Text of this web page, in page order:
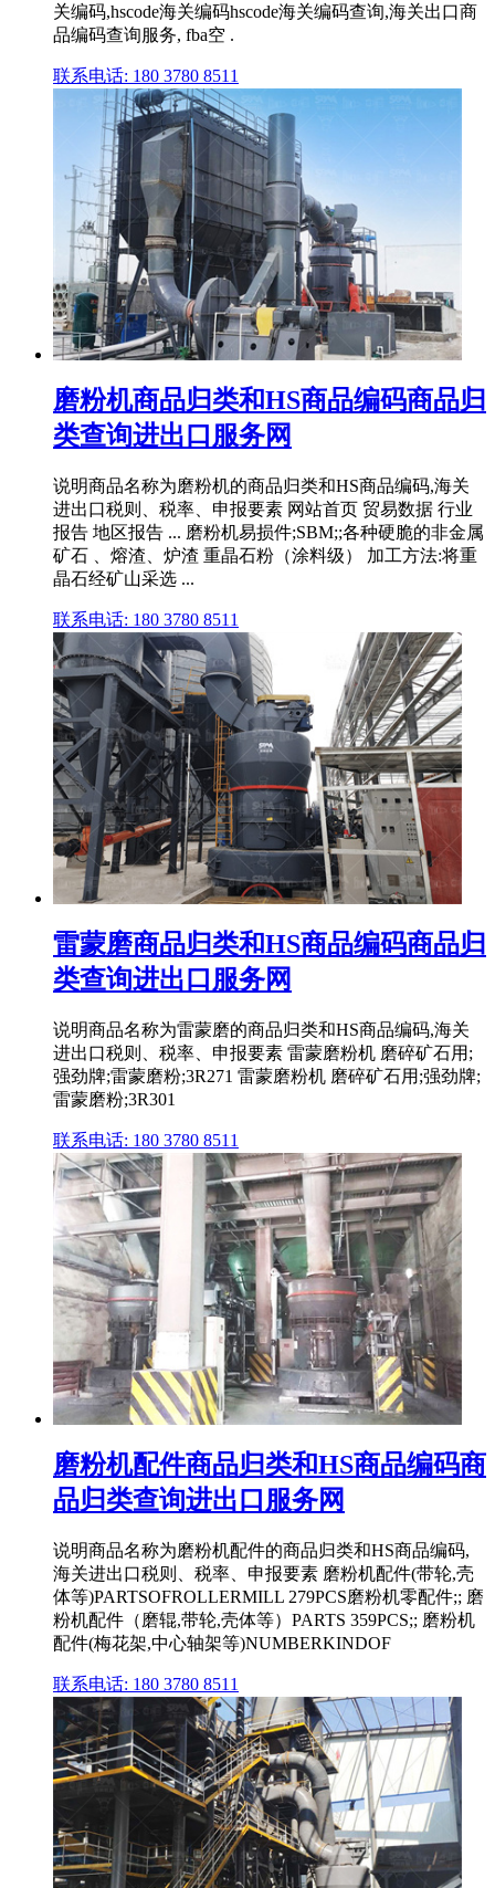
关编码,hscode海关编码hscode海关编码查询,海关出口商
品编码查询服务, fba空 .
联系电话: 180 3780 8511
磨粉机商品归类和HS商品编码商品归
类查询进出口服务网
说明商品名称为磨粉机的商品归类和HS商品编码,海关
进出口税则、税率、申报要素 网站首页 贸易数据 行业
报告 地区报告 ... 磨粉机易损件;SBM;;各种硬脆的非金属
矿石 、熔渣、炉渣 重晶石粉（涂料级） 加工方法:将重
晶石经矿山采选 ...
联系电话: 180 3780 8511
雷蒙磨商品归类和HS商品编码商品归
类查询进出口服务网
说明商品名称为雷蒙磨的商品归类和HS商品编码,海关
进出口税则、税率、申报要素 雷蒙磨粉机 磨碎矿石用;
强劲牌;雷蒙磨粉;3R271 雷蒙磨粉机 磨碎矿石用;强劲牌;
雷蒙磨粉;3R301
联系电话: 180 3780 8511
磨粉机配件商品归类和HS商品编码商
品归类查询进出口服务网
说明商品名称为磨粉机配件的商品归类和HS商品编码,
海关进出口税则、税率、申报要素 磨粉机配件(带轮,壳
体等)PARTSOFROLLERMILL 279PCS磨粉机零配件;; 磨
粉机配件（磨辊,带轮,壳体等）PARTS 359PCS;; 磨粉机
配件(梅花架,中心轴架等)NUMBERKINDOF
联系电话: 180 3780 8511